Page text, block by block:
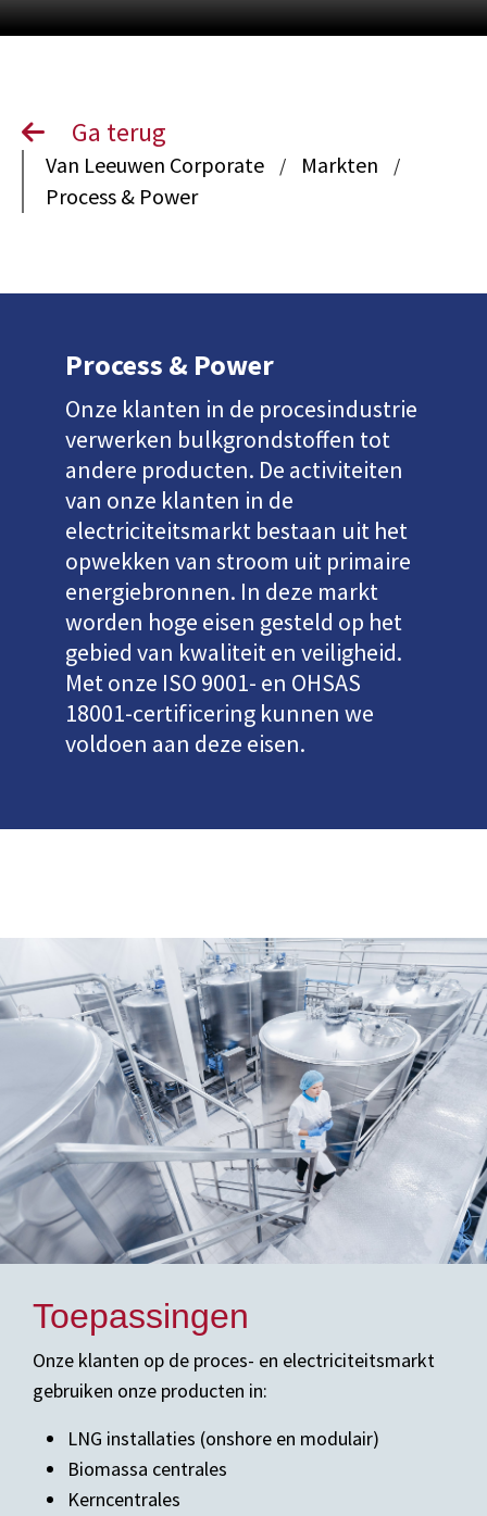
Ga terug
Van Leeuwen Corporate / Markten /
Process & Power
Process & Power
Onze klanten in de procesindustrie
verwerken bulkgrondstoffen tot
andere producten. De activiteiten
van onze klanten in de
electriciteitsmarkt bestaan uit het
opwekken van stroom uit primaire
energiebronnen. In deze markt
worden hoge eisen gesteld op het
gebied van kwaliteit en veiligheid.
Met onze ISO 9001- en OHSAS
18001-certificering kunnen we
voldoen aan deze eisen.
Toepassingen
Onze klanten op de proces- en electriciteitsmarkt
gebruiken onze producten in:
LNG installaties (onshore en modulair)
Biomassa centrales
Kerncentrales